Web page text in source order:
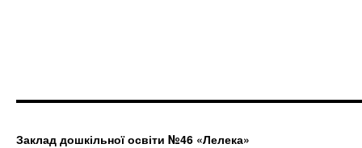
Заклад дошкільної освіти №46 «Лелека»